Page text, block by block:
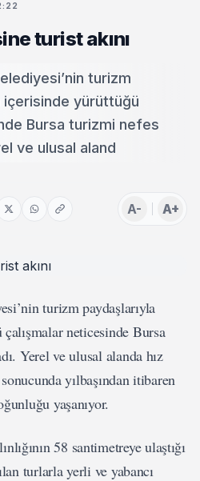
turist akını
turizm
içerisinde yürüttüğü
Bursa turizmi nefes
ve ulusal aland
A- A+
turizm paydaşlarıyla
neticesinde Bursa
Yerel ve ulusal alanda hız
yılbaşından itibaren
yaşanıyor.
58 santimetreye ulaştığı
turlarla yerli ve yabancı